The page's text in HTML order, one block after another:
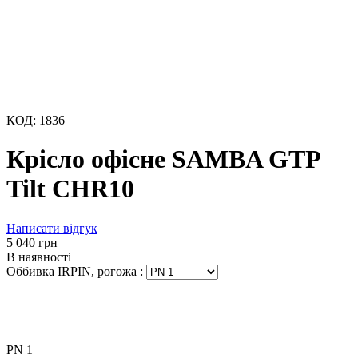
КОД: 1836
Крісло офісне SAMBA GTP
Tilt CHR10
Написати відгук
‍5 040‍ грн
В наявності
Оббивка IRPIN, рогожа :
PN 1